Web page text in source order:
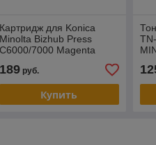
Картридж для Konica
Minolta Bizhub Press
C6000/7000 Magenta
TN616M (KATUN) 50699
189руб.
Купить